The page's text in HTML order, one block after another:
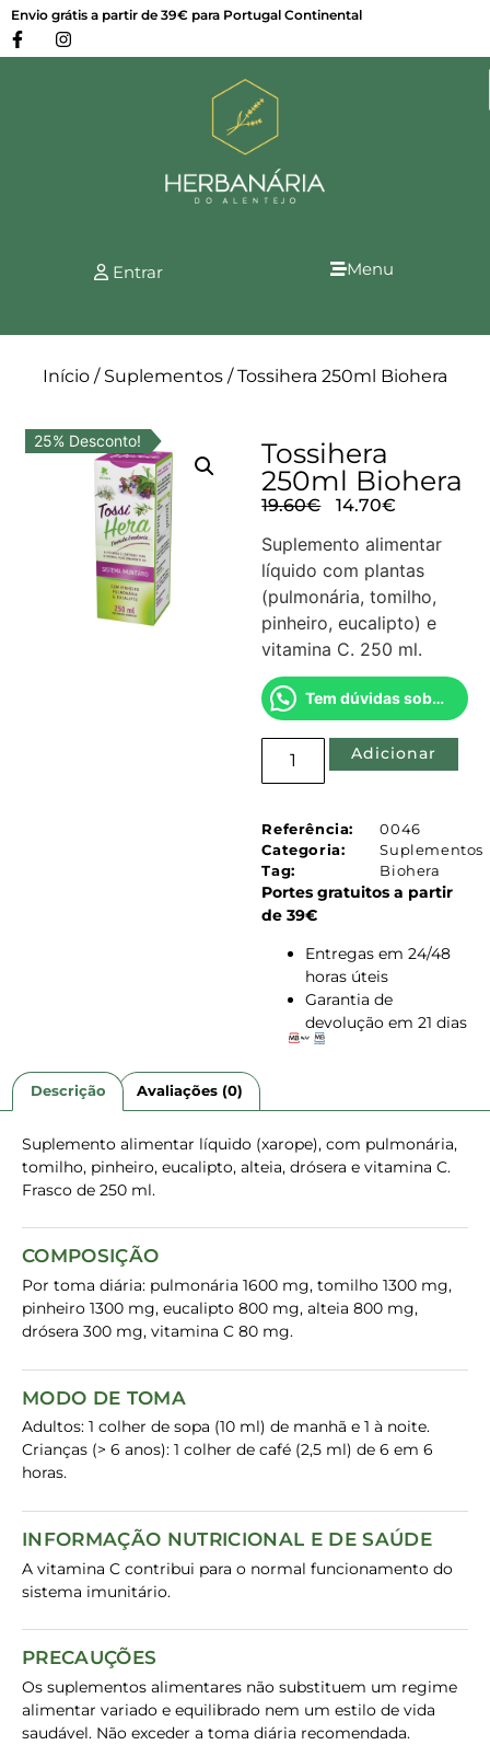
Envio grátis a partir de 39€ para Portugal Continental
Entrar Menu
Início / Suplementos / Tossihera 250ml Biohera
25% Desconto!
Tossihera
250ml Biohera
19.60€ 14.70€
Suplemento alimentar
líquido com plantas
(pulmonária, tomilho,
pinheiro, eucalipto) e
vitamina C. 250 ml.
Tem dúvidas sobre este produto?
Adicionar
Referência:
0046
Categoria:
Suplementos
Tag:
Biohera
Portes gratuitos a partir
de 39€
Entregas em 24/48
horas úteis
Garantia de
devolução em 21 dias
Descrição Avaliações (0)
Suplemento alimentar líquido (xarope), com pulmonária,
tomilho, pinheiro, eucalipto, alteia, drósera e vitamina C.
Frasco de 250 ml.
COMPOSIÇÃO
Por toma diária: pulmonária 1600 mg, tomilho 1300 mg,
pinheiro 1300 mg, eucalipto 800 mg, alteia 800 mg,
drósera 300 mg, vitamina C 80 mg.
MODO DE TOMA
Adultos: 1 colher de sopa (10 ml) de manhã e 1 à noite.
Crianças (> 6 anos): 1 colher de café (2,5 ml) de 6 em 6
horas.
INFORMAÇÃO NUTRICIONAL E DE SAÚDE
A vitamina C contribui para o normal funcionamento do
sistema imunitário.
PRECAUÇÕES
Os suplementos alimentares não substituem um regime
alimentar variado e equilibrado nem um estilo de vida
saudável. Não exceder a toma diária recomendada.